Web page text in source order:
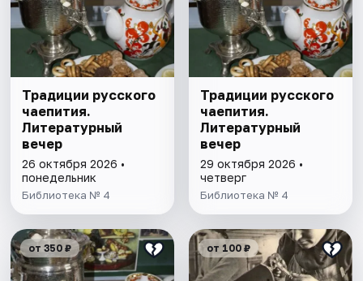
Традиции русского
чаепития.
Литературный
вечер
26 октября 2026 •
понедельник
Библиотека № 4
Традиции русского
чаепития.
Литературный
вечер
29 октября 2026 •
четверг
Библиотека № 4
от 350 ₽ от 100 ₽